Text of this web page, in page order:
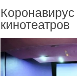
кинотеатров